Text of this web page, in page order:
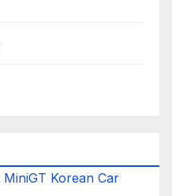
MiniGT Korean Car